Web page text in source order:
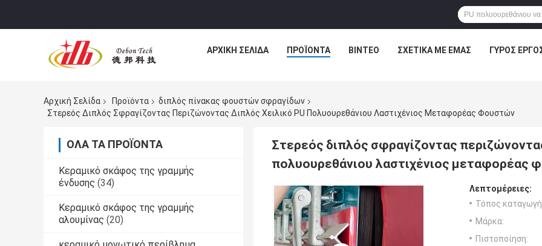
ΑΡΧΙΚΉ ΣΕΛΊΔΑ ΠΡΟΪΌΝΤΑ ΒΊΝΤΕΟ ΣΧΕΤΙΚΆ ΜΕ ΕΜΆΣ ΓΎΡΟΣ
Αρχική Σελίδα Προϊόντα
διπλός πίνακας φουστών σφραγίδων
Στερεός Διπλός Σφραγίζοντας Περιζώνοντας Διπλός Χειλικό PU Πολυουρεθάνιου Λαστιχένιος Μεταφορέας Φουστών
ΌΛΑ ΤΑ ΠΡΟΪΌΝΤΑ
Κεραμικό σκάφος της γραμμής
ένδυσης (34)
Κεραμικό σκάφος της γραμμής
αλουμίνας (20)
Στερεός διπλός σφραγίζοντας
πολυουρεθάνιου λαστιχένιος μεταφορέας
Λεπτομέρειες:
Τόπος
Μάρκα:
Πιστοποίηση: